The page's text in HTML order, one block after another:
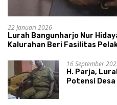
22 Januari 2026
Lurah Bangunharjo Nur
Kalurahan Beri Fasilitas
16 September
H. Parja,
Potensi Desa